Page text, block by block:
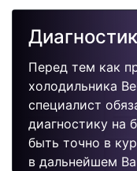
быстро,
Перед тем как
холодильника
специалист
диагностику на
быть точно в
в дальнейшем